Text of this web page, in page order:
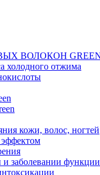
ВОЛОКОН GREEN
холодного отжима
кожи, волос, ногтей
заболевании